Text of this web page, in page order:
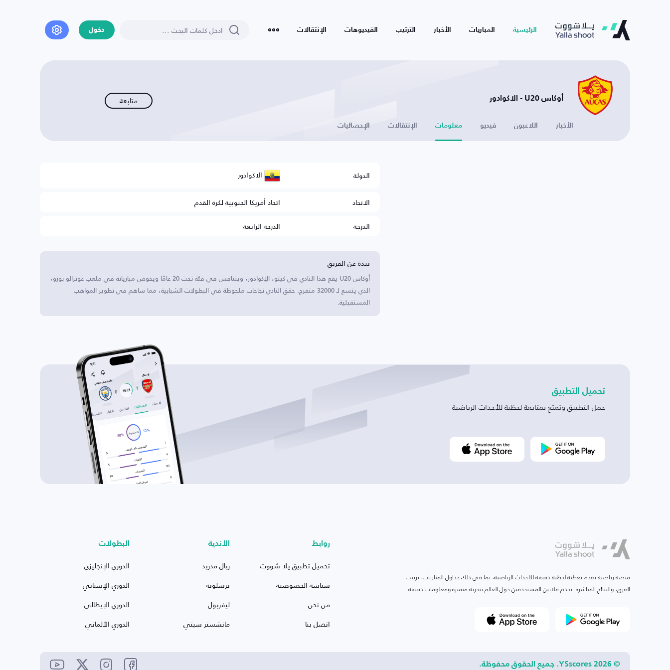
الرئيسية المباريات الأخبار الترتيب الفيديوهات الإنتقالات دخول
أوكاس U20 - الاكوادور متابعة
الأخبار اللاعبون فيديو معلومات الإنتقالات الإحصائيات
الدولة الاكوادور
الاتحاد
اتحاد أمريكا الجنوبية لكرة القدم
الدرجة
الدرجة الرابعة
نبذة عن الفريق
أوكاس U20 يقع هذا النادي في كيتو، الإكوادور، ويتنافس في فئة تحت 20 عامًا ويخوض مبارياته في ملعب غونزالو بوزو،
الذي يتسع لـ 32000 متفرج. حقق النادي نجاحات ملحوظة في البطولات الشبابية، مما ساهم في تطوير المواهب
المستقبلية.
تحميل التطبيق
حمل التطبيق وتمتع بمتابعة لحظية للأحداث الرياضية
منصة رياضية تقدم تغطية لحظية دقيقة للأحداث الرياضية، بما في ذلك جداول المباريات، ترتيب
الفرق، والنتائج المباشرة. نخدم ملايين المستخدمين حول العالم بتجربة متميزة ومعلومات دقيقة.
روابط
تحميل تطبيق يلا شووت
سياسة الخصوصية
من نحن
اتصل بنا
الأندية
ريال مدريد
برشلونة
ليفربول
مانشستر سيتي
البطولات
الدوري الإنجليزي
الدوري الإسباني
الدوري الإيطالي
الدوري الألماني
© 2026 YSscores. جميع الحقوق محفوظة.